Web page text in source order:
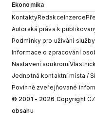
Ekonomika
KontaktyRedakceInzerce
Autorská práva k
Podmínky pro užívání
Informace o zpracování
Nastavení soukromí
Jednotná kontaktní místa /
Povinně zveřejňované
© 2001 - 2026 Copyright
obsahu